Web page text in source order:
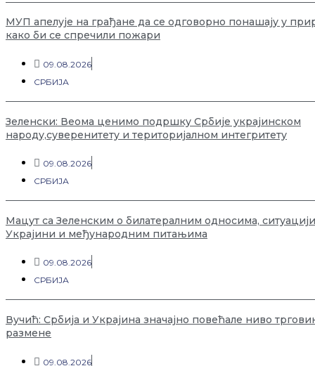
МУП апелује на грађане да се одговорно понашају у
како би се спречили пожари
09.08.2026
СРБИЈА
Зеленски: Веома ценимо подршку Србије украјинском
народу,суверенитету и територијалном интегритету
09.08.2026
СРБИЈА
Мацут са Зеленским о билатералним односима,
Украјини и међународним питањима
09.08.2026
СРБИЈА
Вучић: Србија и Украјина значајно повећале ниво
размене
09.08.2026